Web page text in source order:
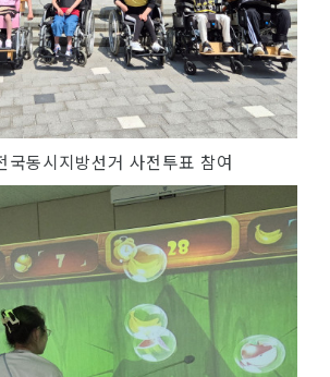
국동시지방선거 사전투표 참여